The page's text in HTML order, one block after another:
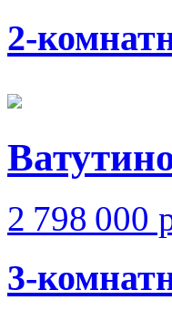
2-
2 798 000
3-